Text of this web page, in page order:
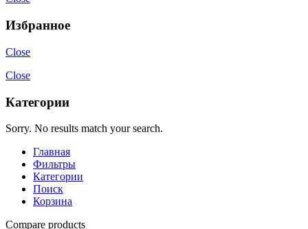
Избранное
Close
Close
Категории
Sorry. No results match your search.
Главная
Фильтры
Категории
Поиск
Корзина
Compare products